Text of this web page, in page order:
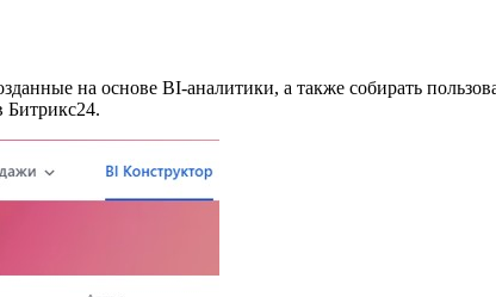
на основе BI-аналитики, а также собирать
Битрикс24.